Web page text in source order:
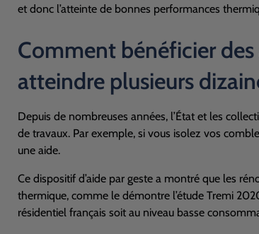
et donc l’atteinte de bonnes performances
Comment bénéficier
atteindre plusieurs
Depuis de nombreuses années, l’État et les
de travaux. Par exemple, si vous isolez vos
une aide.
Ce dispositif d’aide par geste a montré que les
thermique, comme le démontre l’étude Tremi
résidentiel français soit au niveau basse